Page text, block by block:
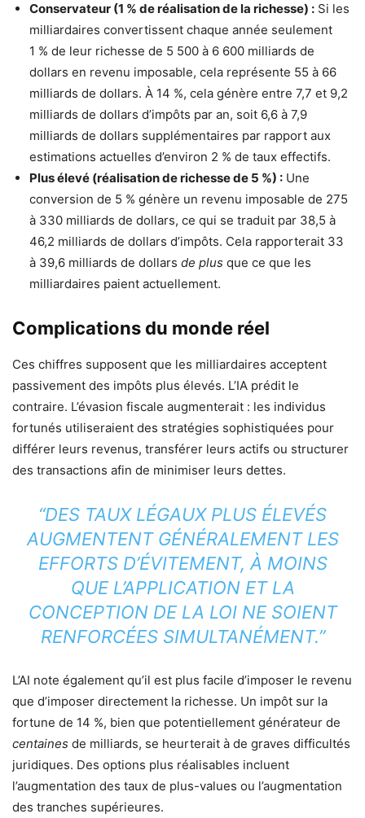
Conservateur (1 % de réalisation de la richesse) : Si les
milliardaires convertissent chaque année seulement
1 % de leur richesse de 5 500 à 6 600 milliards de
dollars en revenu imposable, cela représente 55 à 66
milliards de dollars. À 14 %, cela génère entre 7,7 et 9,2
milliards de dollars d’impôts par an, soit 6,6 à 7,9
milliards de dollars supplémentaires par rapport aux
estimations actuelles d’environ 2 % de taux effectifs.
Plus élevé (réalisation de richesse de 5 %) : Une
conversion de 5 % génère un revenu imposable de 275
à 330 milliards de dollars, ce qui se traduit par 38,5 à
46,2 milliards de dollars d’impôts. Cela rapporterait 33
à 39,6 milliards de dollars de plus que ce que les
milliardaires paient actuellement.
Complications du monde réel
Ces chiffres supposent que les milliardaires acceptent
passivement des impôts plus élevés. L’IA prédit le
contraire. L’évasion fiscale augmenterait : les individus
fortunés utiliseraient des stratégies sophistiquées pour
différer leurs revenus, transférer leurs actifs ou structurer
des transactions afin de minimiser leurs dettes.
“DES TAUX LÉGAUX PLUS ÉLEVÉS
AUGMENTENT GÉNÉRALEMENT LES
EFFORTS D’ÉVITEMENT, À MOINS
QUE L’APPLICATION ET LA
CONCEPTION DE LA LOI NE SOIENT
RENFORCÉES SIMULTANÉMENT.”
L’AI note également qu’il est plus facile d’imposer le revenu
que d’imposer directement la richesse. Un impôt sur la
fortune de 14 %, bien que potentiellement générateur de
centaines de milliards, se heurterait à de graves difficultés
juridiques. Des options plus réalisables incluent
l’augmentation des taux de plus-values ​​ou l’augmentation
des tranches supérieures.